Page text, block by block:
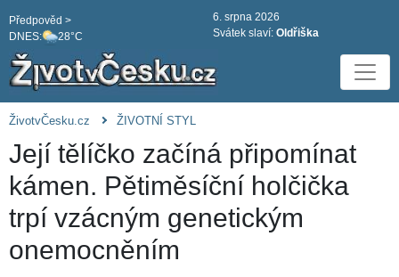
DNES: 28°C
Předpověd >
6. srpna 2026
Svátek slaví: Oldřiška
ŽivotvČesku.cz ŽIVOTNÍ STYL
Její tělíčko začíná připomínat
kámen. Pětiměsíční holčička
trpí vzácným genetickým
onemocněním